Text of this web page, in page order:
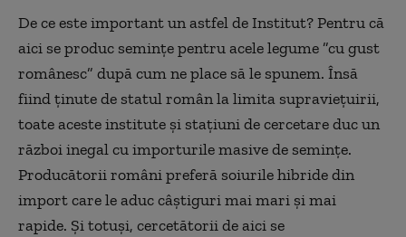
De ce este important un astfel de Institut? Pentru că
aici se produc semințe pentru acele legume ”cu gust
românesc” după cum ne place să le spunem. Însă
fiind ținute de statul român la limita supraviețuirii,
toate aceste institute și stațiuni de cercetare duc un
război inegal cu importurile masive de semințe.
Producătorii români preferă soiurile hibride din
import care le aduc câștiguri mai mari și mai
rapide. Și totuși, cercetătorii de aici se